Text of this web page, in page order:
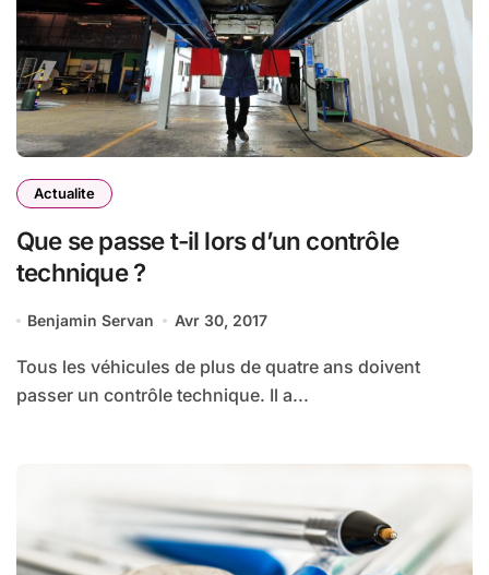
Actualite
Que se passe t-il lors d’un contrôle
technique ?
Benjamin Servan Avr 30, 2017
Tous les véhicules de plus de quatre ans doivent
passer un contrôle technique. Il a...